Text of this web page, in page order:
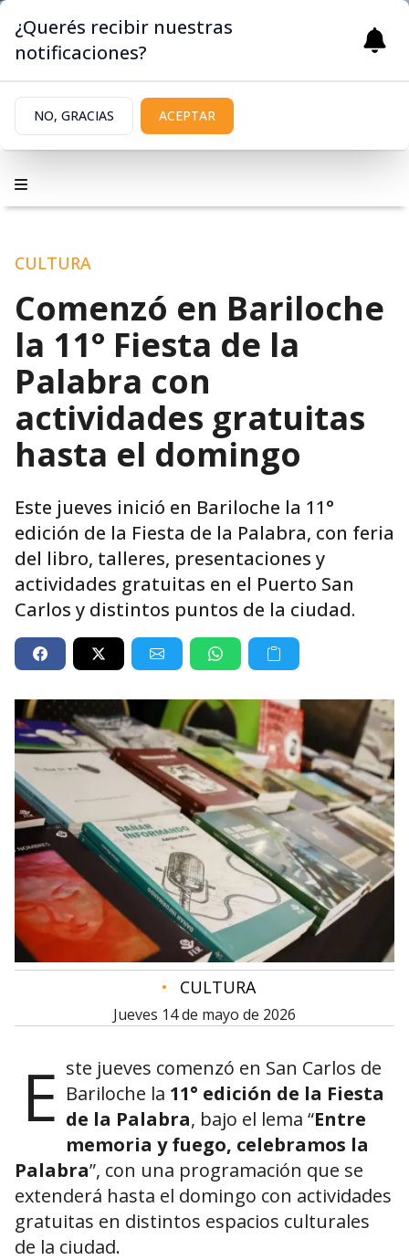
CULTURA
Comenzó en Bariloche
la 11° Fiesta de la
Palabra con
actividades gratuitas
hasta el domingo
Este jueves inició en Bariloche la 11°
edición de la Fiesta de la Palabra, con feria
del libro, talleres, presentaciones y
actividades gratuitas en el Puerto San
Carlos y distintos puntos de la ciudad.
• CULTURA
jueves 14 de mayo de 2026
E ste jueves comenzó en San Carlos de
Bariloche la 11° edición de la Fiesta
de la Palabra, bajo el lema “Entre
memoria y fuego, celebramos la
Palabra”, con una programación que se
extenderá hasta el domingo con actividades
gratuitas en distintos espacios culturales
de la ciudad.
¿Querés recibir nuestras
notificaciones?
NO, GRACIAS ACEPTAR